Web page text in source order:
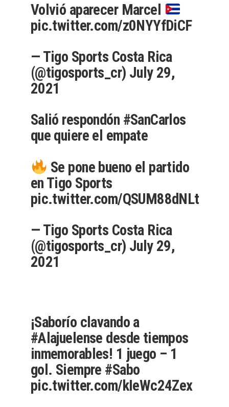
Volvió aparecer Marcel
pic.twitter.com/z0NYYfDiCF
— Tigo Sports Costa Rica
(@tigosports_cr) July 29,
2021
Salió respondón #SanCarlos
que quiere el empate
Se pone bueno el partido
en Tigo Sports
pic.twitter.com/QSUM88dNLt
— Tigo Sports Costa Rica
(@tigosports_cr) July 29,
2021
¡Saborío clavando a
#Alajuelense desde tiempos
inmemorables! 1 juego – 1
gol. Siempre #Sabo
pic.twitter.com/kIeWc24Zex